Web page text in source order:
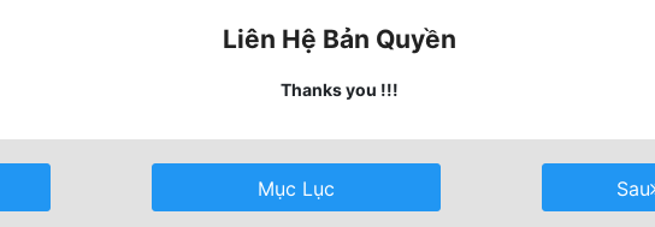
Liên Hệ Bản Quyền
Thanks you !!!
Mục Lục Sau